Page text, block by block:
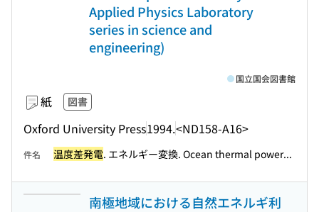
Applied Physics Laboratory
series in science and
engineering)
紙 図書
Oxford University Press1994.<ND158-A16>
国立国会図書館
件名 温度差発電. エネルギー変換. Ocean thermal power...
南極地域における自然エネルギ利